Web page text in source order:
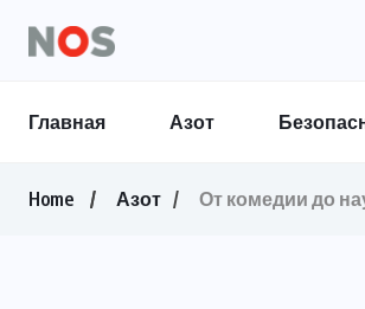
Главная Азот
Home Азот От комедии до